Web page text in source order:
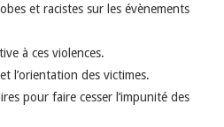
et racistes sur les évènements
à ces violences.
l’orientation des victimes.
pour faire cesser l’impunité des